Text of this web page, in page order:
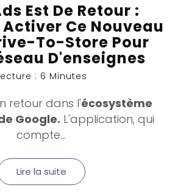
Est De Retour :
Ce Nouveau
To-Store Pour
D'enseignes
: 6 Minutes
retour dans l'écosystème
Google. L'application, qui
compte...
Lire la suite